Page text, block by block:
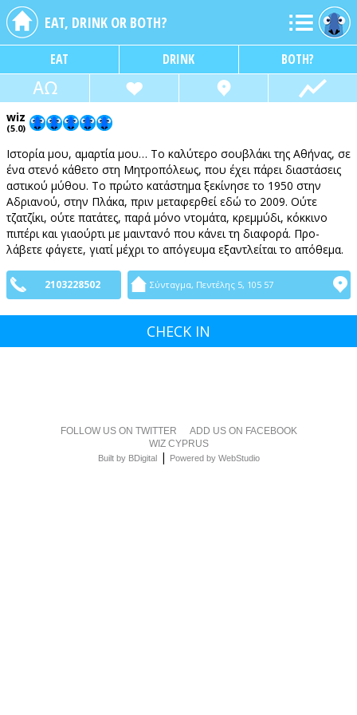
EAT, DRINK OR BOTH?
EAT DRINK BOTH?
wiz
(5.0)
Ιστορία μου, αμαρτία μου… Το καλύτερο σουβλάκι της Αθήνας, σε
ένα στενό κάθετο στη Μητροπόλεως, που έχει πάρει διαστάσεις
αστικού μύθου. Το πρώτο κατάστημα ξεκίνησε το 1950 στην
Αδριανού, στην Πλάκα, πριν μεταφερθεί εδώ το 2009. Ούτε
τζατζίκι, ούτε πατάτες, παρά μόνο ντομάτα, κρεμμύδι, κόκκινο
πιπέρι και γιαούρτι με μαιντανό που κάνει τη διαφορά. Προ-
λάβετε φάγετε, γιατί μέχρι το απόγευμα εξαντλείται το απόθεμα.
2103228502 Σύνταγμα, Πεντέλης 5, 105 57
CHECK IN
FOLLOW US ON TWITTER
ADD US ON FACEBOOK
WIZ CYPRUS
Built by BDigital| Powered by WebStudio